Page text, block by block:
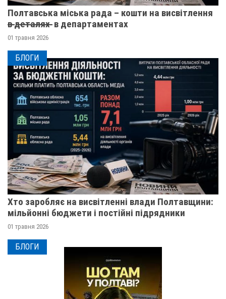
Полтавська міська рада – кошти на висвітлення
в̶ ̶д̶е̶т̶а̶л̶я̶х̶ ̶ в департаментах
01 травня 2026
БЛОГИ
Хто заробляє на висвітленні влади Полтавщини:
мільйонні бюджети і постійні підрядники
01 травня 2026
БЛОГИ